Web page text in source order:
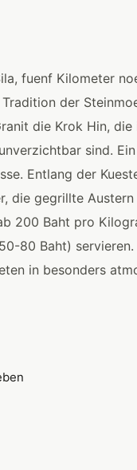
fuenf Kilometer
der
die Krok Hin, die
sind.
Entlang der
die gegrillte
200 Baht pro
80 Baht)
in besonders